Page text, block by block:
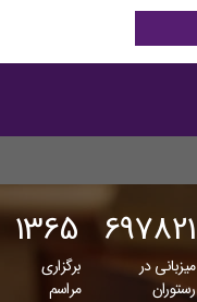
697821
میزبانی در
رستوران
1365
برگزاری
مراسم